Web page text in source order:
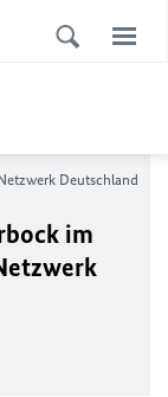
Deutschland
im